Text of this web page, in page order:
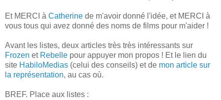
Et MERCI à Catherine de m'avoir donné l'idée, et MERCI à
vous tous qui avez donné des noms de films pour m'aider !
Avant les listes, deux articles très très intéressants sur
Frozen et Rebelle pour appuyer mon propos ! Et le lien du
site HabiloMedias (celui des conseils) et de mon article sur
la représentation, au cas où.
BREF. Place aux listes :